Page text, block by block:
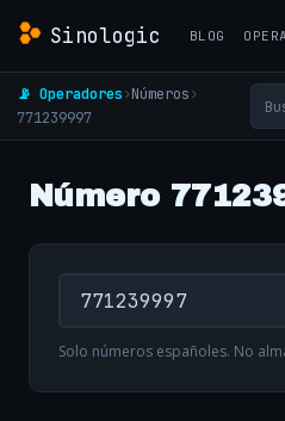
Sinologic BLOG
📡 Operadores›Números›
771239997
Número
Solo números españoles. No